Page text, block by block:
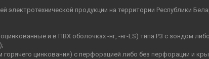
продукции на территории Республики
и в ПВХ оболочках -нг, -нг-LS) типа Р3 с зондом
горячего цинкования) с перфорацией либо без перфорации и